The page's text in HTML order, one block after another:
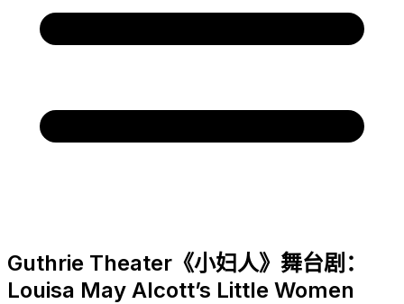
Guthrie Theater《小妇人》舞台剧：
Louisa May Alcott’s Little Women